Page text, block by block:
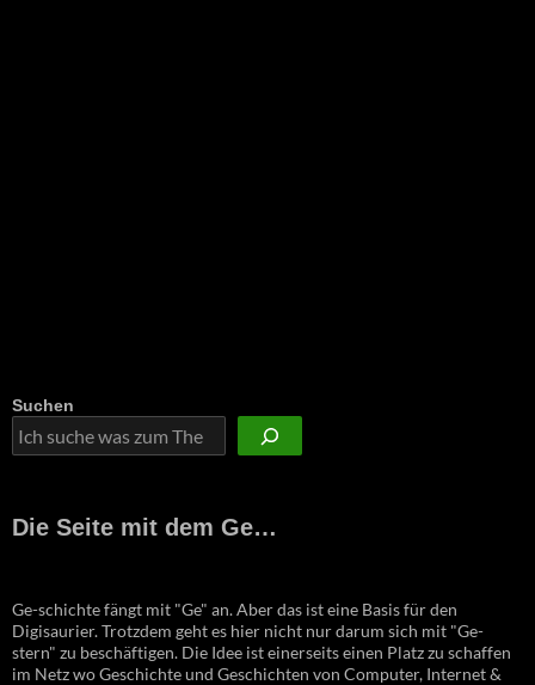
Suchen
Die Seite mit dem Ge…
Ge-schichte fängt mit "Ge" an. Aber das ist eine Basis für den
Digisaurier. Trotzdem geht es hier nicht nur darum sich mit "Ge-
stern" zu beschäftigen. Die Idee ist einerseits einen Platz zu schaffen
im Netz wo Geschichte und Geschichten von Computer, Internet &